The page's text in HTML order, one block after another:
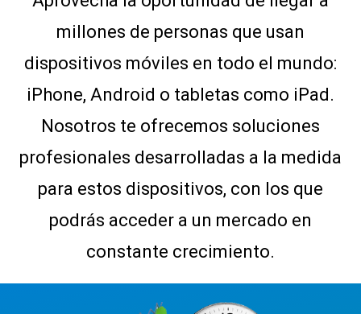
millones de personas que usan
dispositivos móviles en todo el mundo:
iPhone, Android o tabletas como iPad.
Nosotros te ofrecemos soluciones
profesionales desarrolladas a la medida
para estos dispositivos, con los que
podrás acceder a un mercado en
constante crecimiento.